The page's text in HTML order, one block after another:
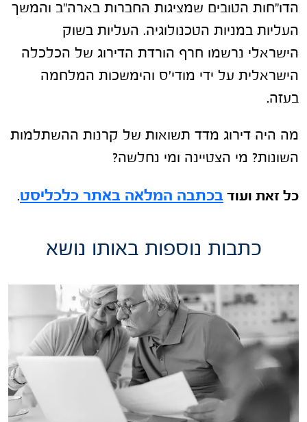
הדו"חות הטובים שמציגות החברות בארה"ב והמשך
העליות במניות הטכנולוגיה. העליות בשוק
הישראלי נרשמו חרף הורדת הדירוג של הכלכלה
הישראלית על ידי מודי'ס והימשכות המלחמה
בעזה.
מה היה דירוג מדד תשואות של קרנות ההשתלמות
השונות? מי הצטיינה ומי נחלשה?
כל זאת ועוד בכתבה המלאה באתר כלכליסט.
כתבות נוספות באותו נושא